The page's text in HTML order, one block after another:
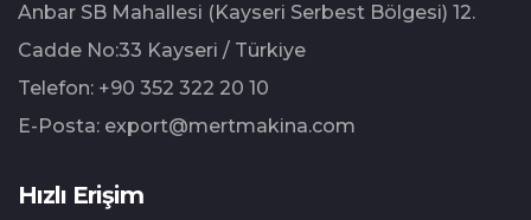
Anbar SB Mahallesi (Kayseri Serbest Bölgesi) 12.⁠
⁠Cadde No:33 Kayseri / Türkiye
Telefon: +90 352 322 20 10
E-Posta: export@mertmakina.com
Hızlı Erişim